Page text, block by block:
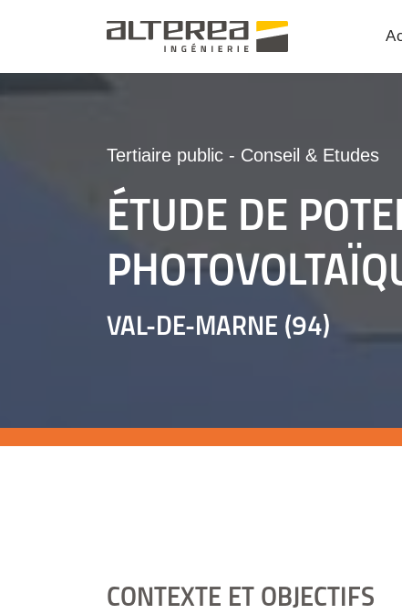
Tertiaire public - Conseil & Etudes
ÉTUDE DE
VAL-DE-MARNE (94)
CONTEXTE ET OBJECTIFS